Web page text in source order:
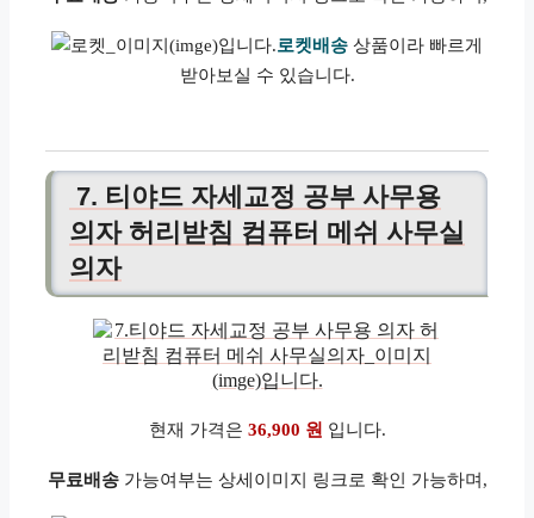
로켓배송 상품이라 빠르게
받아보실 수 있습니다.
7. 티야드 자세교정 공부 사무용
의자 허리받침 컴퓨터 메쉬 사무실
의자
현재 가격은 36,900 원 입니다.
무료배송가능여부는 상세이미지 링크로 확인 가능하며,